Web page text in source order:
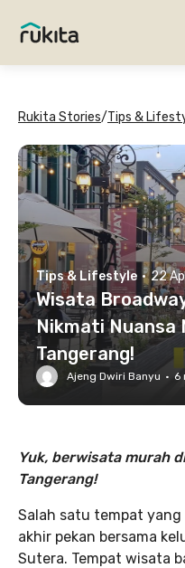
Rukita Stories/Tips &
Tips & Lifestyle · 22
Wisata
Nikmati Nuansa
Tangerang!
Ajeng Dwiri Banyu · 6
Yuk, berwisata murah
Tangerang!
Salah satu tempat
akhir pekan bersama
Sutera. Tempat wisata